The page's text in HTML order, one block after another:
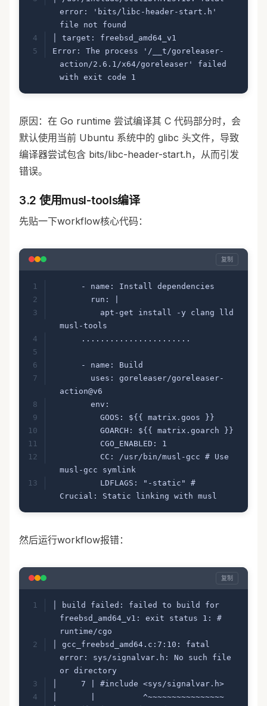
error: 'bits/libc-header-start.h'
file not found
│ target: freebsd_amd64_v1
Error: The process '/__t/goreleaser-
action/2.6.1/x64/goreleaser' failed
with exit code 1
原因：在 Go runtime 尝试编译其 C 代码部分时，会
默认使用当前 Ubuntu 系统中的 glibc 头文件，导致
编译器尝试包含 bits/libc-header-start.h，从而引发
错误。
3.2 使用musl-tools编译
先贴一下workflow核心代码：
复制
      - name: Install dependencies
        run: |
          apt-get install -y clang lld
musl-tools
      .......................
      - name: Build
        uses: goreleaser/goreleaser-
action@v6
        env:
          GOOS: ${{ matrix.goos }}
          GOARCH: ${{ matrix.goarch }}
          CGO_ENABLED: 1
          CC: /usr/bin/musl-gcc # Use
musl-gcc symlink
          LDFLAGS: "-static" #
Crucial: Static linking with musl
然后运行workflow报错：
复制
│ build failed: failed to build for
freebsd_amd64_v1: exit status 1: #
runtime/cgo
│ gcc_freebsd_amd64.c:7:10: fatal
error: sys/signalvar.h: No such file
or directory
│     7 | #include <sys/signalvar.h>
│       |          ^~~~~~~~~~~~~~~~~